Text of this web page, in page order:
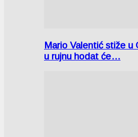
Mario Valentić stiže u
u rujnu hodat će…